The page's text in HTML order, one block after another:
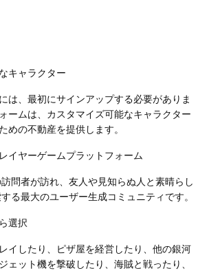
キャラクター
は、最初にサインアップする必要がありま
ームは、カスタマイズ可能なキャラクター
めの不動産を提供します。
イヤーゲームプラットフォーム
問者が訪れ、友人や見知らぬ人と素晴らし
る最大のユーザー生成コミュニティです。
選択
イしたり、ピザ屋を経営したり、他の銀河
ェット機を撃破したり、海賊と戦ったり、